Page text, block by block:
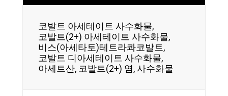
코발트 아세테이트 사수화물,
코발트(2+) 아세테이트 사수화물,
비스(아세타토)테트라콰코발트,
코발트 디아세테이트 사수화물,
아세트산, 코발트(2+) 염, 사수화물